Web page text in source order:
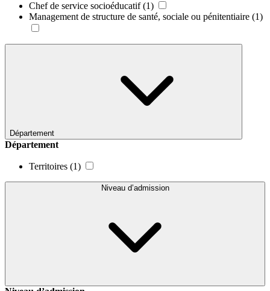
Chef de service socioéducatif (1)
Management de structure de santé, sociale ou pénitentiaire (1)
Département
Département
Territoires (1)
Niveau d’admission